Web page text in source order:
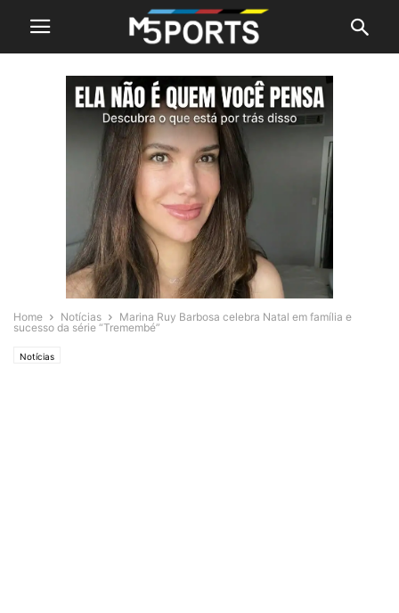
Home Notícias
Marina Ruy Barbosa celebra Natal em família e
sucesso da série “Tremembé”
Notícias